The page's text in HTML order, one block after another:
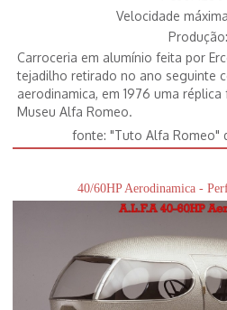
Velocidade
Produção:
Carroceria em alumínio feita por
tejadilho retirado no ano seguinte
aerodinamica, em 1976 uma
Museu Alfa Romeo.
fonte: "Tuto Alfa Romeo"
40/60HP Aerodinamica -